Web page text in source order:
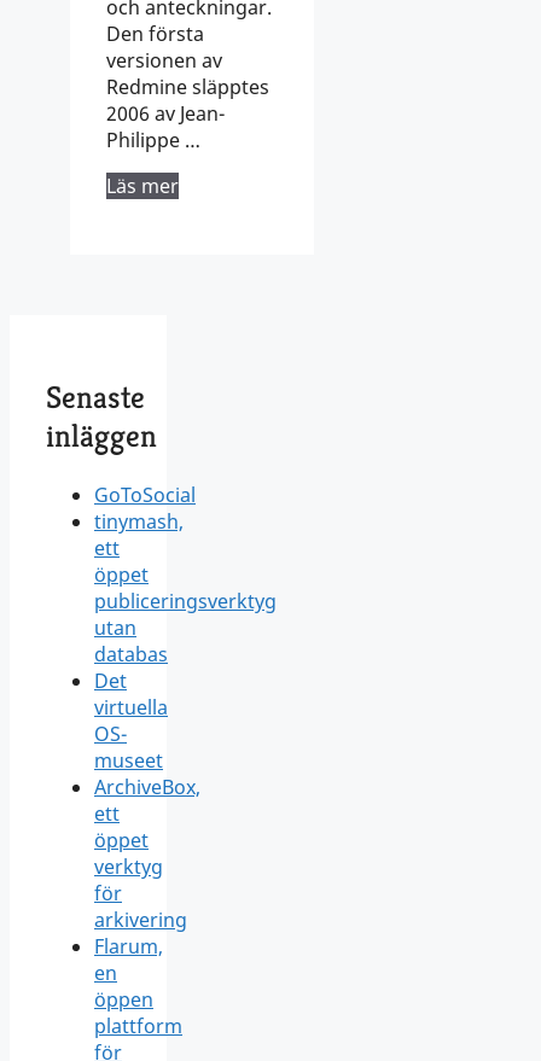
och anteckningar.
Den första
versionen av
Redmine släpptes
2006 av Jean-
Philippe …
Läs mer
Senaste
inläggen
GoToSocial
tinymash,
ett
öppet
publiceringsverktyg
utan
databas
Det
virtuella
OS-
museet
ArchiveBox,
ett
öppet
verktyg
för
arkivering
Flarum,
en
öppen
plattform
för